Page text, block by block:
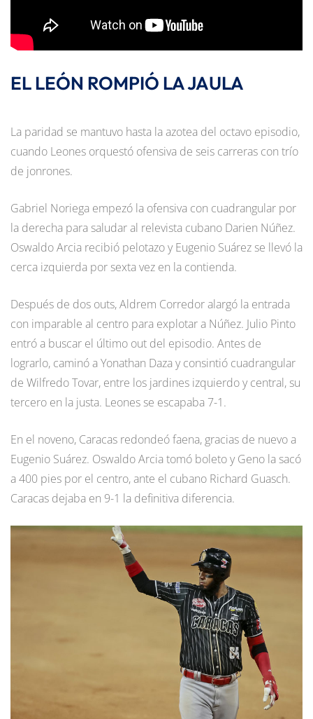
EL LEÓN ROMPIÓ LA JAULA
La paridad se mantuvo hasta la azotea del octavo episodio,
cuando Leones orquestó ofensiva de seis carreras con trío
de jonrones.
Gabriel Noriega empezó la ofensiva con cuadrangular por
la derecha para saludar al relevista cubano Darien Núñez.
Oswaldo Arcia recibió pelotazo y Eugenio Suárez se llevó la
cerca izquierda por sexta vez en la contienda.
Después de dos outs, Aldrem Corredor alargó la entrada
con imparable al centro para explotar a Núñez. Julio Pinto
entró a buscar el último out del episodio. Antes de
lograrlo, caminó a Yonathan Daza y consintió cuadrangular
de Wilfredo Tovar, entre los jardines izquierdo y central, su
tercero en la justa. Leones se escapaba 7-1.
En el noveno, Caracas redondeó faena, gracias de nuevo a
Eugenio Suárez. Oswaldo Arcia tomó boleto y Geno la sacó
a 400 pies por el centro, ante el cubano Richard Guasch.
Caracas dejaba en 9-1 la definitiva diferencia.